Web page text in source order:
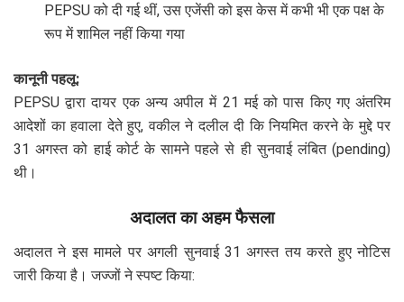
PEPSU को दी गई थीं, उस एजेंसी को इस केस में कभी भी एक पक्ष के
रूप में शामिल नहीं किया गया
कानूनी पहलू:
PEPSU द्वारा दायर एक अन्य अपील में 21 मई को पास किए गए अंतरिम
आदेशों का हवाला देते हुए, वकील ने दलील दी कि नियमित करने के मुद्दे पर
31 अगस्त को हाई कोर्ट के सामने पहले से ही सुनवाई लंबित (pending)
थी।
अदालत का अहम फैसला
अदालत ने इस मामले पर अगली सुनवाई 31 अगस्त तय करते हुए नोटिस
जारी किया है। जज्जों ने स्पष्ट किया: